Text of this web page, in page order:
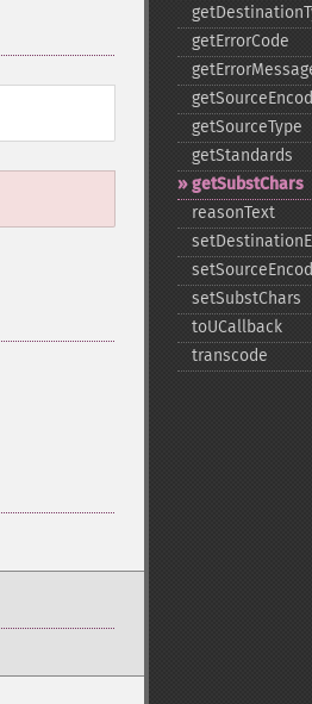
getErrorCode
getSourceType
getStandards
getSubstChars
reasonText
setSubstChars
toUCallback
transcode